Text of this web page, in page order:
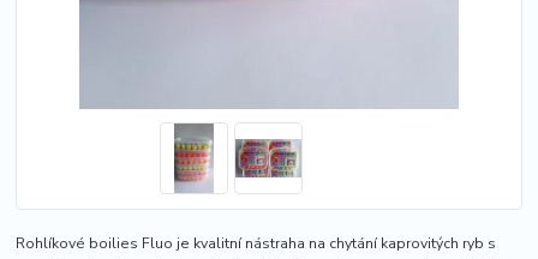
Rohlíkové boilies Fluo je kvalitní nástraha na chytání kaprovitých ryb s